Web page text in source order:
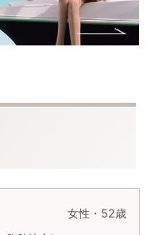
女性・52歳